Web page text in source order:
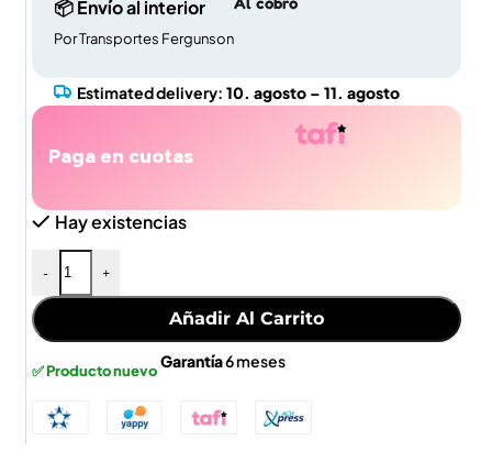
📦 Envío al interior
Por Transportes Fergunson
Estimated delivery: 10. agosto – 11. agosto
Paga en cuotas
Hay existencias
- +
Añadir Al Carrito
✅ Producto nuevoGarantía6 meses